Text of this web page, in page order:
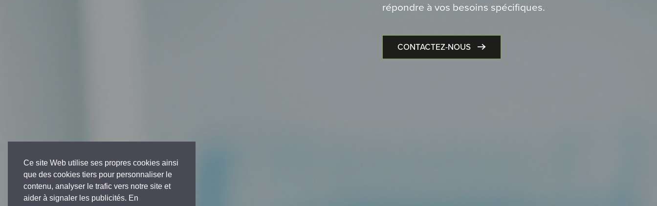
Ce site Web utilise ses propres cookies ainsi
que des cookies tiers pour personnaliser le
contenu, analyser le trafic vers notre site et
aider à signaler les publicités. En
répondre à vos besoins spécifiques.
CONTACTEZ-NOUS